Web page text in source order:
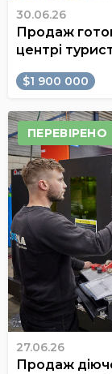
30.06.26
Продаж
центрі
$1 900 000
ПЕРЕВІРЕНО
27.06.26
Продаж